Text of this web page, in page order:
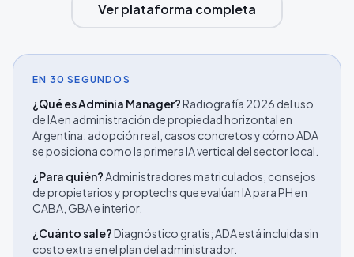
Ver plataforma completa
EN 30 SEGUNDOS
¿Qué es Adminia Manager?Radiografía 2026 del uso
de IA en administración de propiedad horizontal en
Argentina: adopción real, casos concretos y cómo ADA
se posiciona como la primera IA vertical del sector local.
¿Para quién?Administradores matriculados, consejos
de propietarios y proptechs que evalúan IA para PH en
CABA, GBA e interior.
¿Cuánto sale?Diagnóstico gratis; ADA está incluida sin
costo extra en el plan del administrador.